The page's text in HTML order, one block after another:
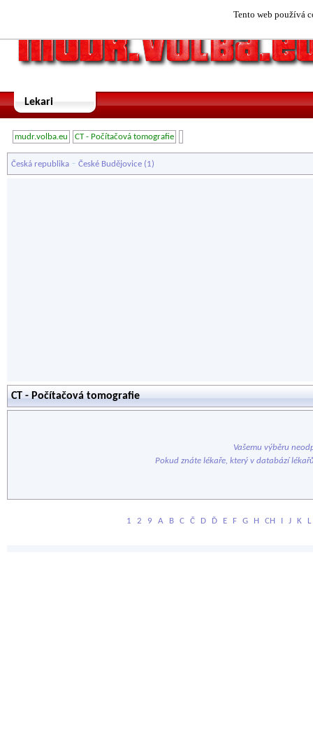
Tento web používá
Lekari
mudr.volba.eu CT - Počítačová tomografie
Česká republika - České Budějovice (1)
CT - Počítačová tomografie
Vašemu výběru
Pokud znáte lékaře, který v databází
1 2 9 A B C Č D Ď E F G H CH I J K L